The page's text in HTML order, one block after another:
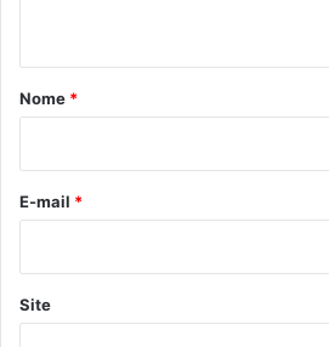
r
*
Nome *
E-mail *
Site